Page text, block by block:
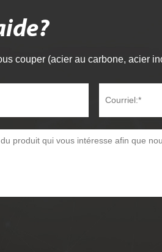
couper (acier au carbone, acier